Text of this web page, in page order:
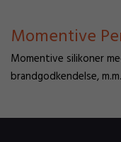
Momentive
Momentive silikoner
brandgodkendelse, m.m.